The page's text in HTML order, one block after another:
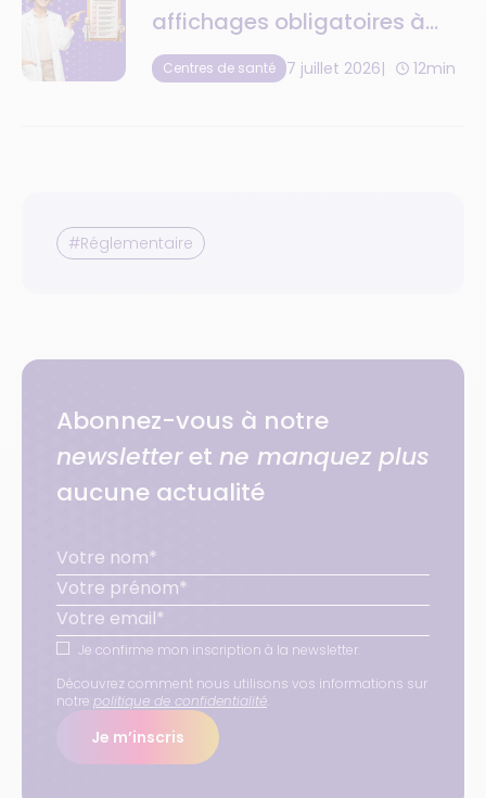
affichages obligatoires à
respecter
Centres de santé 7 juillet 2026 12min
#Réglementaire
Abonnez-vous à notre
newsletteret ne manquez plus
aucune actualité
Je confirme mon inscription à la newsletter.
Découvrez comment nous utilisons vos informations sur
notre politique de confidentialité
Je m’inscris